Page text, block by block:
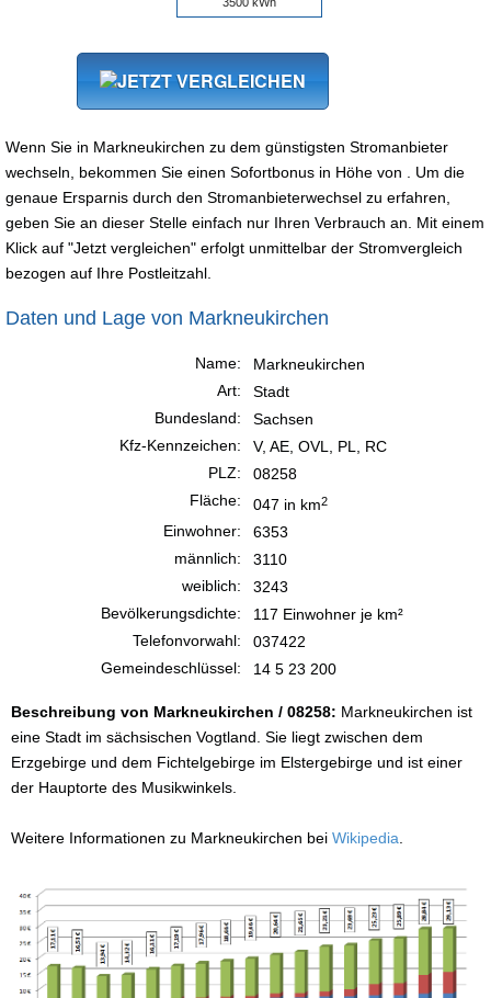
Wenn Sie in Markneukirchen zu dem günstigsten Stromanbieter
wechseln, bekommen Sie einen Sofortbonus in Höhe von . Um die
genaue Ersparnis durch den Stromanbieterwechsel zu erfahren,
geben Sie an dieser Stelle einfach nur Ihren Verbrauch an. Mit einem
Klick auf "Jetzt vergleichen" erfolgt unmittelbar der Stromvergleich
bezogen auf Ihre Postleitzahl.
Daten und Lage von Markneukirchen
Name:
Markneukirchen
Art:
Stadt
Bundesland:
Sachsen
Kfz-Kennzeichen:
V, AE, OVL, PL, RC
PLZ:
08258
Fläche:
047 in km2
Einwohner:
6353
männlich:
3110
weiblich:
3243
Bevölkerungsdichte:
117 Einwohner je km²
Telefonvorwahl:
037422
Gemeindeschlüssel:
14 5 23 200
Beschreibung von Markneukirchen / 08258: Markneukirchen ist
eine Stadt im sächsischen Vogtland. Sie liegt zwischen dem
Erzgebirge und dem Fichtelgebirge im Elstergebirge und ist einer
der Hauptorte des Musikwinkels.
Weitere Informationen zu Markneukirchen bei Wikipedia